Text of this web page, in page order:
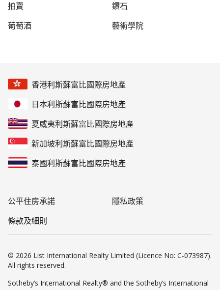
拍賣
鑽石
葡萄酒
藝術學院
香港利斯蘇富比國際房地產
日本利斯蘇富比國際房地產
夏威夷利斯蘇富比國際房地產
新加坡利斯蘇富比國際房地產
泰國利斯蘇富比國際房地產
公平住房承諾
隱私政策
條款及細則
© 2026 List International Realty Limited (Licence No: C-073987).
All rights reserved.
Sotheby’s International Realty® and the Sotheby’s International